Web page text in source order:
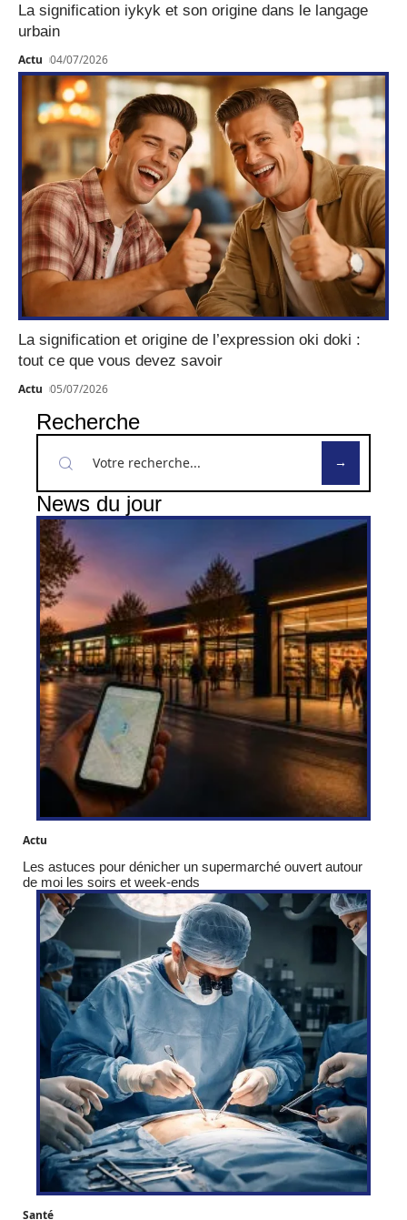
La signification iykyk et son origine dans le langage
urbain
Actu 04/07/2026
La signification et origine de l’expression oki doki :
tout ce que vous devez savoir
Actu 05/07/2026
Recherche
News du jour
Actu
Les astuces pour dénicher un supermarché ouvert autour
de moi les soirs et week-ends
Santé